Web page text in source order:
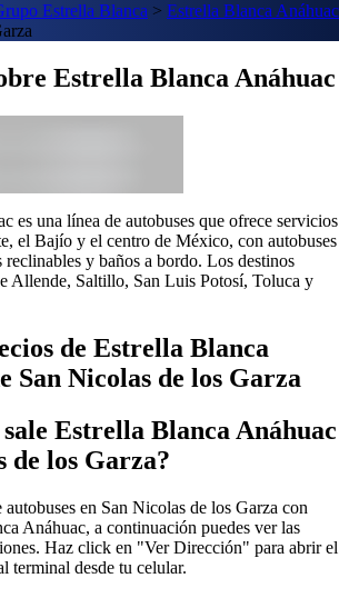
Estrella Blanca > Estrella Blanca Anáhuac
Estrella Blanca Anáhuac
es una línea de autobuses que ofrece servicios
el Bajío y el centro de México, con autobuses
reclinables y baños a bordo. Los destinos
Allende, Saltillo, San Luis Potosí, Toluca y
de Estrella Blanca
San Nicolas de los Garza
sale Estrella Blanca Anáhuac
de los Garza?
autobuses en San Nicolas de los Garza con
Anáhuac, a continuación puedes ver las
Haz click en "Ver Dirección" para abrir el
terminal desde tu celular.